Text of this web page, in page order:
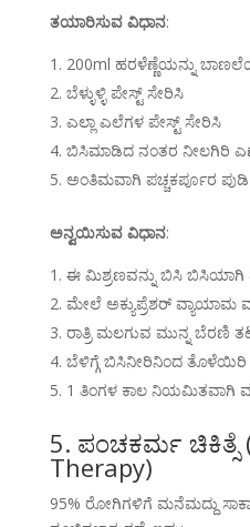
ತಯಾರಿಸುವ ವಿಧಾನ:
200ml ಹರಳೆಣ್ಣೆಯನ್ನು
ಬೆಳ್ಳುಳ್ಳಿ ಪೇಸ್ಟ್ ಸೇರಿಸಿ
ಎಲ್ಲಾ ಎಲೆಗಳ ಪೇಸ್ಟ್ ಸೇರಿಸಿ
ಬಿಸಿಮಾಡಿದ ನಂತರ ನೀಲಗಿರಿ
ಅಂತಿಮವಾಗಿ ಪಚ್ಚಕರ್ಪೂರ
ಅನ್ವಯಿಸುವ ವಿಧಾನ:
ಈ ಮಿಶ್ರಣವನ್ನು ಬಿಸಿ
ಮೇಲೆ ಅಕ್ಯುಪ್ರೆಶರ್ ವ್ಯಾಯಾಮ
ರಾತ್ರಿ ಮಲಗುವ ಮುನ್ನ ಬೆರಣಿ
ಬೆಳಿಗ್ಗೆ ಬಿಸಿನೀರಿನಿಂದ ತೊಳೆಯಿರಿ
1 ತಿಂಗಳ ಕಾಲ ನಿಯಮಿತವಾಗಿ
5. ಪಂಚಕರ್ಮ ಚಿಕಿತ್ಸೆ
Therapy)
95% ರೋಗಿಗಳಿಗೆ ಮನೆಮದ್ದು